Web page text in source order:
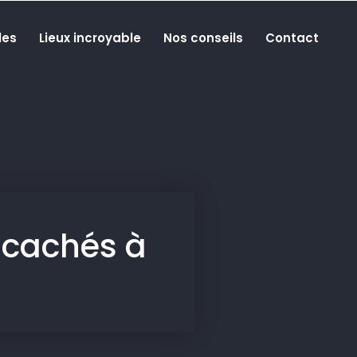
Lieux incroyable Nos conseils Contact
à